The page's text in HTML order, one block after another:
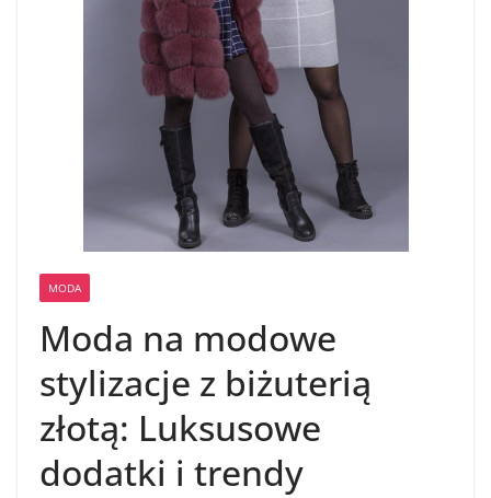
MODA
Moda na modowe
stylizacje z biżuterią
złotą: Luksusowe
dodatki i trendy